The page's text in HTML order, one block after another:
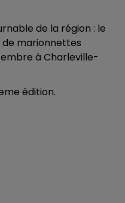
de la région : le
marionnettes
à Charleville-
édition.